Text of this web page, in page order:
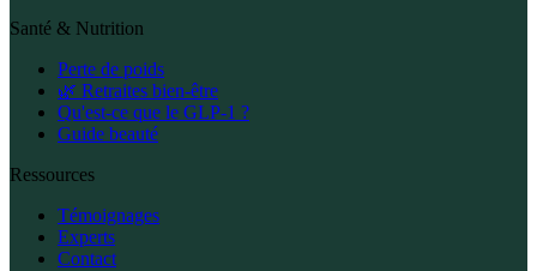
Santé & Nutrition
Perte de poids
🌿 Retraites bien-être
Qu'est-ce que le GLP-1 ?
Guide beauté
Ressources
Témoignages
Experts
Contact